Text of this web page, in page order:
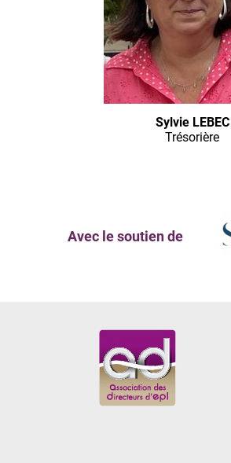
Sylvie LEBEC
Trésorière
Avec le soutien de